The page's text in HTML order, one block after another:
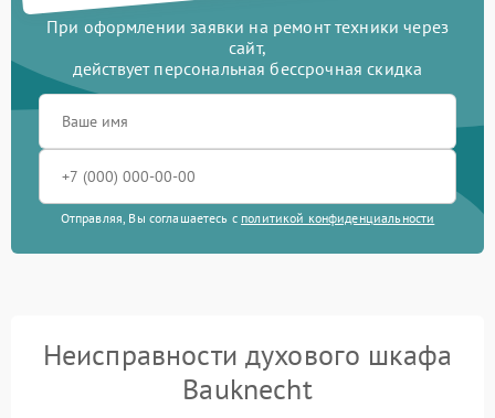
При оформлении заявки на ремонт техники через
сайт,
действует персональная бессрочная скидка
Отправляя, Вы соглашаетесь с политикой конфиденциальности
Неисправности духового шкафа
Bauknecht